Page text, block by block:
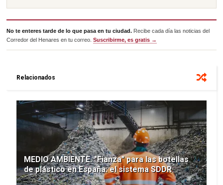
No te enteres tarde de lo que pasa en tu ciudad. Recibe cada día las noticias del
Corredor del Henares en tu correo.Suscribirme, es gratis →
Relacionados
MEDIO AMBIENTE. "Fianza" para las botellas
de plástico en España: el sistema SDDR